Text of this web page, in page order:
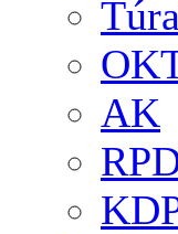
AK